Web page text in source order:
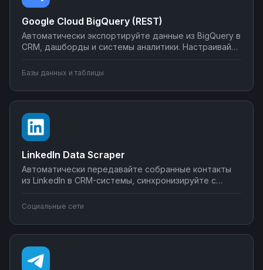
Google Cloud BigQuery (REST)
Автоматически экспортируйте данные из BigQuery в
CRM, дашборды и системы аналитики. Настраивайте
метрики с внешними сервисами, создавайте
Управляйте интеграциями BigQuery без SQL-
программирования.
Базы данных и таблицы
LinkedIn Data Scraper
Автоматически передавайте собранные контакты
из LinkedIn в CRM-системы, синхронизируйте с
продаж. Настройте интеграции LinkedIn Data Scraper
сложных сценариев обработки лидов.
Социальные сети